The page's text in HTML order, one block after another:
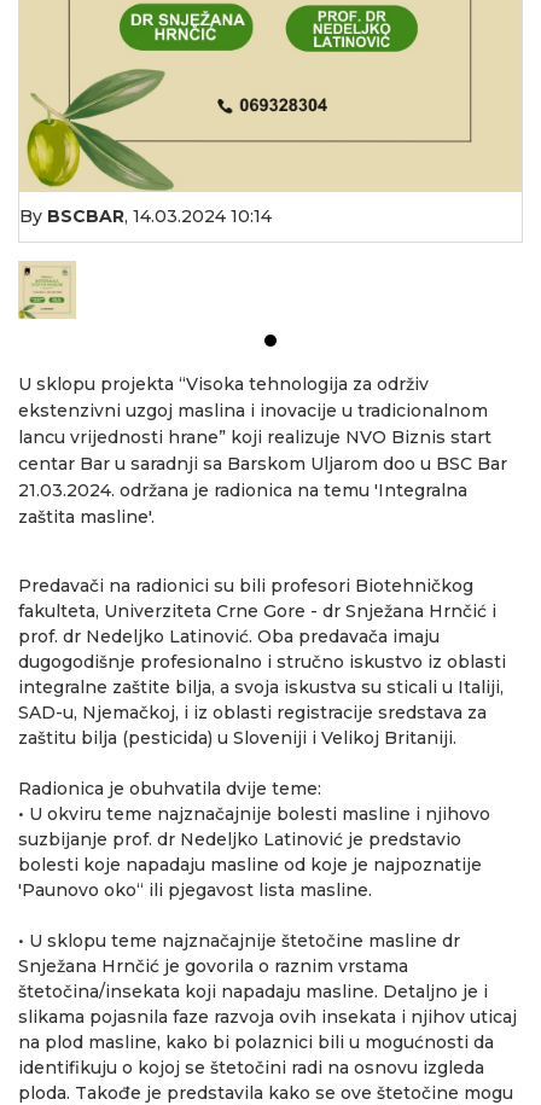
By BSCBAR, 14.03.2024 10:14
U sklopu projekta “Visoka tehnologija za održiv
ekstenzivni uzgoj maslina i inovacije u tradicionalnom
lancu vrijednosti hrane” koji realizuje NVO Biznis start
centar Bar u saradnji sa Barskom Uljarom doo u BSC Bar
21.03.2024. održana je radionica na temu 'Integralna
zaštita masline'.
Predavači na radionici su bili profesori Biotehničkog
fakulteta, Univerziteta Crne Gore - dr Snježana Hrnčić i
prof. dr Nedeljko Latinović. Oba predavača imaju
dugogodišnje profesionalno i stručno iskustvo iz oblasti
integralne zaštite bilja, a svoja iskustva su sticali u Italiji,
SAD-u, Njemačkoj, i iz oblasti registracije sredstava za
zaštitu bilja (pesticida) u Sloveniji i Velikoj Britaniji.
Radionica je obuhvatila dvije teme:
• U okviru teme najznačajnije bolesti masline i njihovo
suzbijanje prof. dr Nedeljko Latinović je predstavio
bolesti koje napadaju masline od koje je najpoznatije
'Paunovo oko“ ili pjegavost lista masline.
• U sklopu teme najznačajnije štetočine masline dr
Snježana Hrnčić je govorila o raznim vrstama
štetočina/insekata koji napadaju masline. Detaljno je i
slikama pojasnila faze razvoja ovih insekata i njihov uticaj
na plod masline, kako bi polaznici bili u mogućnosti da
identifikuju o kojoj se štetočini radi na osnovu izgleda
ploda. Takođe je predstavila kako se ove štetočine mogu